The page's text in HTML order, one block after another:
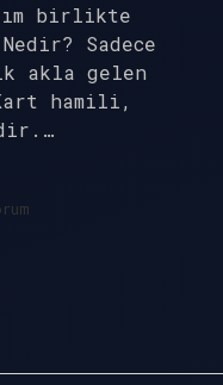
birlikte
Sadece
akla gelen
hamili,